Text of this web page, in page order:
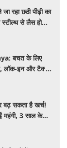
रहा छठी पीढ़ी का
से लैस होगा
बचत के लिए
लॉक-इन और टैक्स
सकता है खर्च!
महंगी, 3 साल के